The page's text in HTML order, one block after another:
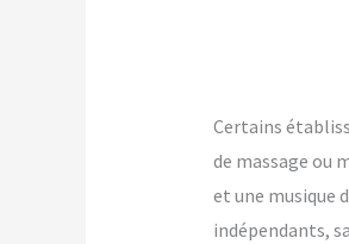
Certains
de massage ou
et une musique
indépendants,